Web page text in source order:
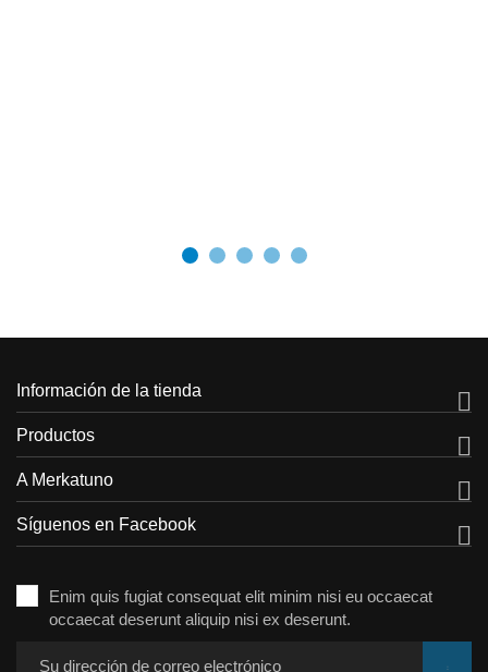
Información de la tienda 
Productos 
A Merkatuno 
Síguenos en Facebook 
Enim quis fugiat consequat elit minim nisi eu occaecat
occaecat deserunt aliquip nisi ex deserunt.